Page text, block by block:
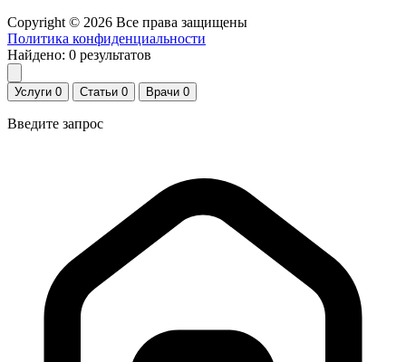
Copyright © 2026 Все права защищены
Политика конфиденциальности
Найдено: 0 результатов
Услуги 0 Статьи 0 Врачи 0
Введите запрос